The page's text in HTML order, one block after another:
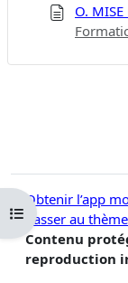
Ouvrir l’index du
O. MISE
Obtenir l’app
Passer au
Contenu
reproduction